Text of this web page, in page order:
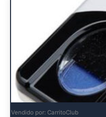
Vendido por: CarritoClub